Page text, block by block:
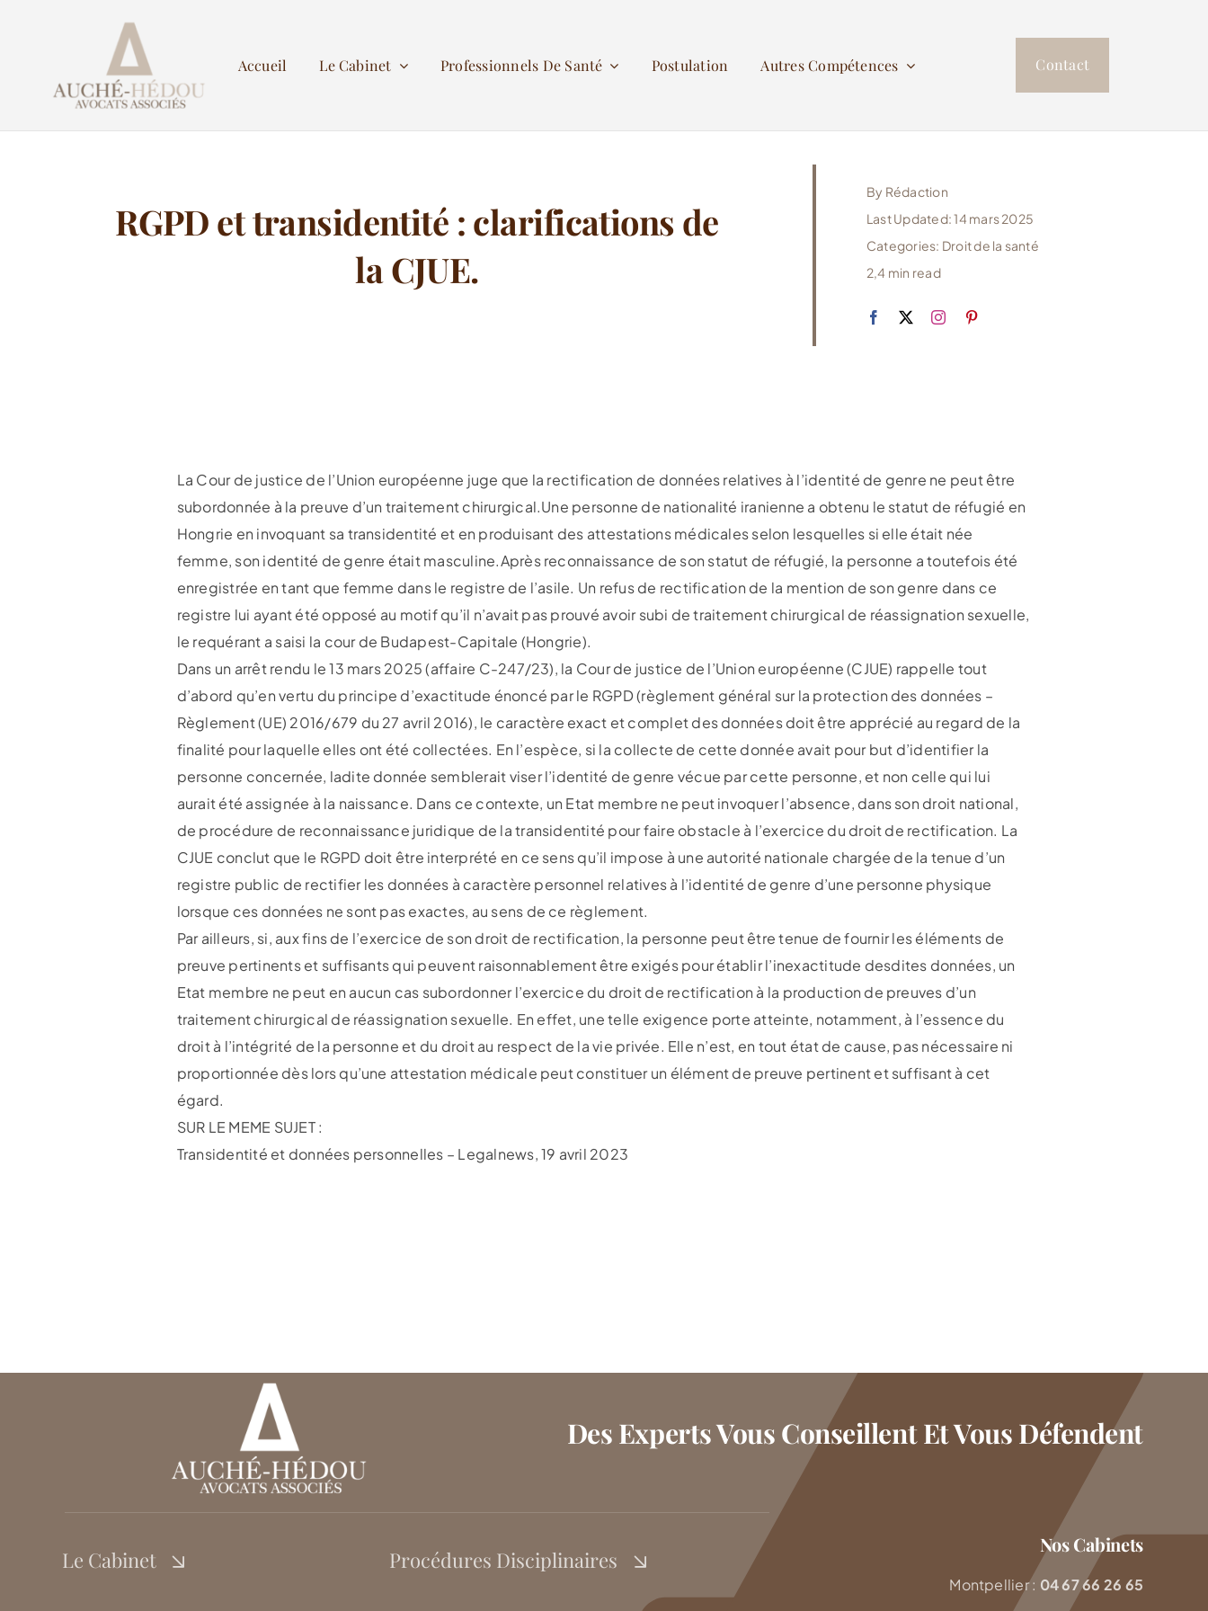
Accueil Le Cabinet Professionnels De Santé Postulation Autres Compétences Contact
RGPD et transidentité : clarifications de
la CJUE.
By Rédaction
Last Updated: 14 mars 2025
Categories: Droit de la santé
2,4 min read
La Cour de justice de l’Union européenne juge que la rectification de données relatives à l’identité de genre ne peut être
subordonnée à la preuve d’un traitement chirurgical.Une personne de nationalité iranienne a obtenu le statut de réfugié en
Hongrie en invoquant sa transidentité et en produisant des attestations médicales selon lesquelles si elle était née
femme, son identité de genre était masculine.Après reconnaissance de son statut de réfugié, la personne a toutefois été
enregistrée en tant que femme dans le registre de l’asile. Un refus de rectification de la mention de son genre dans ce
registre lui ayant été opposé au motif qu’il n’avait pas prouvé avoir subi de traitement chirurgical de réassignation sexuelle,
le requérant a saisi la cour de Budapest-Capitale (Hongrie).
Dans un arrêt rendu le 13 mars 2025 (affaire C-247/23), la Cour de justice de l’Union européenne (CJUE) rappelle tout
d’abord qu’en vertu du principe d’exactitude énoncé par le RGPD (règlement général sur la protection des données –
Règlement (UE) 2016/679 du 27 avril 2016), le caractère exact et complet des données doit être apprécié au regard de la
finalité pour laquelle elles ont été collectées. En l’espèce, si la collecte de cette donnée avait pour but d’identifier la
personne concernée, ladite donnée semblerait viser l’identité de genre vécue par cette personne, et non celle qui lui
aurait été assignée à la naissance. Dans ce contexte, un Etat membre ne peut invoquer l’absence, dans son droit national,
de procédure de reconnaissance juridique de la transidentité pour faire obstacle à l’exercice du droit de rectification. La
CJUE conclut que le RGPD doit être interprété en ce sens qu’il impose à une autorité nationale chargée de la tenue d’un
registre public de rectifier les données à caractère personnel relatives à l’identité de genre d’une personne physique
lorsque ces données ne sont pas exactes, au sens de ce règlement.
Par ailleurs, si, aux fins de l’exercice de son droit de rectification, la personne peut être tenue de fournir les éléments de
preuve pertinents et suffisants qui peuvent raisonnablement être exigés pour établir l’inexactitude desdites données, un
Etat membre ne peut en aucun cas subordonner l’exercice du droit de rectification à la production de preuves d’un
traitement chirurgical de réassignation sexuelle. En effet, une telle exigence porte atteinte, notamment, à l’essence du
droit à l’intégrité de la personne et du droit au respect de la vie privée. Elle n’est, en tout état de cause, pas nécessaire ni
proportionnée dès lors qu’une attestation médicale peut constituer un élément de preuve pertinent et suffisant à cet
égard.
SUR LE MEME SUJET :
Transidentité et données personnelles – Legalnews, 19 avril 2023
Des Experts Vous Conseillent Et Vous Défendent
Le Cabinet Procédures Disciplinaires
Nos Cabinets
Montpellier : 04 67 66 26 65